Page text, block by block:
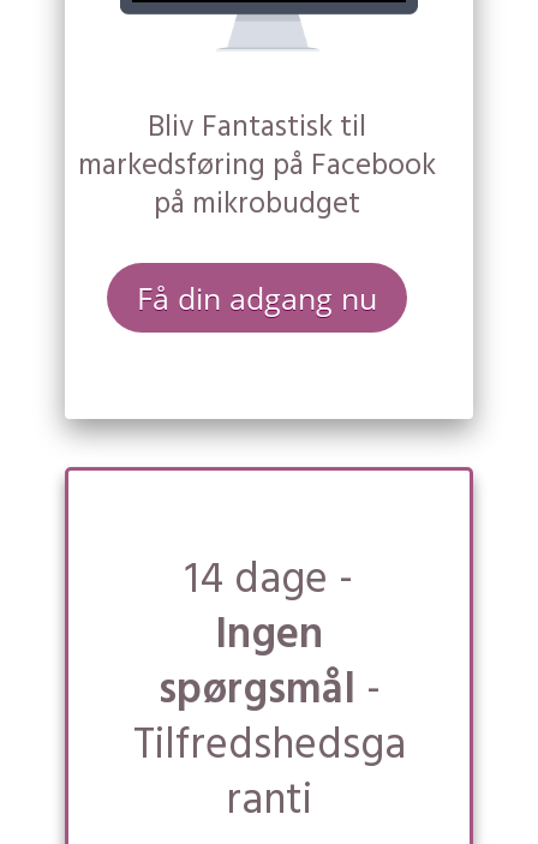
Bliv Fantastisk til
markedsføring på Facebook
på mikrobudget
Få din adgang nu
14 dage -
Ingen
spørgsmål -
Tilfredshedsga
ranti